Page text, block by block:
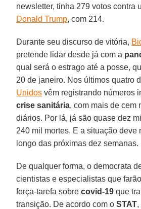
newsletter, tinha 279 votos contra
Donald Trump, com 214.
Durante seu discurso de vitória,
pretende lidar desde já com a
qual será o estrago até a posse,
20 de janeiro. Nos últimos quatro
Unidos vêm registrando números
crise sanitária, com mais de cem
diários. Por lá, já são quase dez
240 mil mortes. E a situação deve
longo das próximas dez semanas.
De qualquer forma, o democrata
cientistas e especialistas que
força-tarefa sobrecovid-19 que
transição. De acordo com oSTAT,